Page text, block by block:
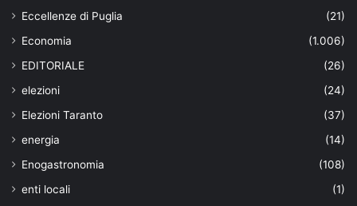
Eccellenze di Puglia
(21)
Economia
(1.006)
EDITORIALE
(26)
elezioni
(24)
Elezioni Taranto
(37)
energia
(14)
Enogastronomia
(108)
enti locali
(1)